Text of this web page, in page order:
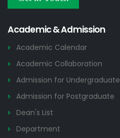
2026
Academic & Admission
Academic Calendar
Academic Collaboration
Admission for Undergraduate
Admission for Postgraduate
Dean's List
Department